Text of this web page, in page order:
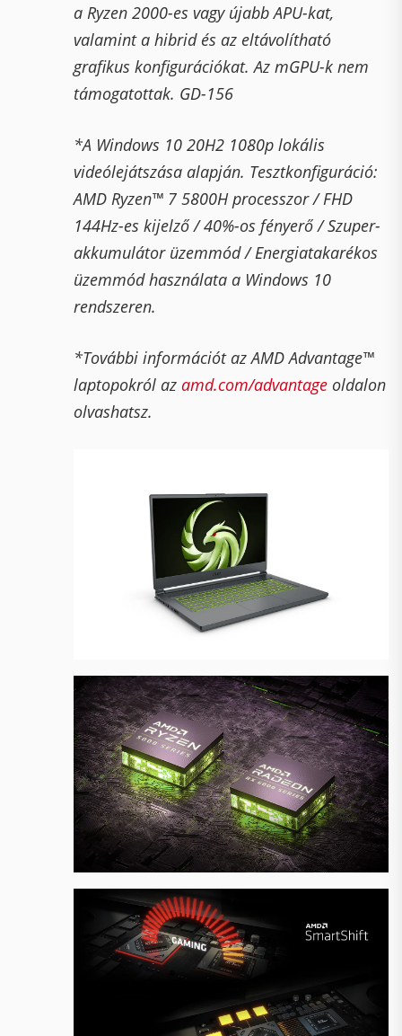
a Ryzen 2000-es vagy újabb APU-kat,
valamint a hibrid és az eltávolítható
grafikus konfigurációkat. Az mGPU-k nem
támogatottak. GD-156
*A Windows 10 20H2 1080p lokális
videólejátszása alapján. Tesztkonfiguráció:
AMD Ryzen™ 7 5800H processzor / FHD
144Hz-es kijelző / 40%-os fényerő / Szuper-
akkumulátor üzemmód / Energiatakarékos
üzemmód használata a Windows 10
rendszeren.
*További információt az AMD Advantage™
laptopokról azamd.com/advantage oldalon
olvashatsz.